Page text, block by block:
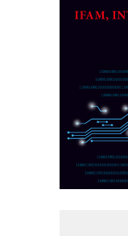
partner
CTO -
Razvoj
PLC
I.SAFE